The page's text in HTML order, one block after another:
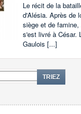
Le récit de la
d'Alésia. Après de
siège et de famine,
s'est livré à César.
Gaulois [...]
TRIEZ